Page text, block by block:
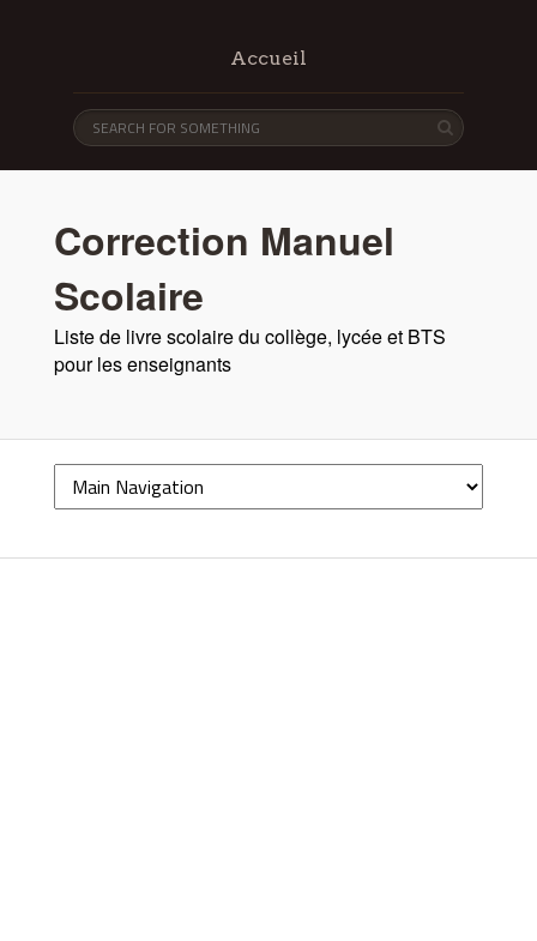
Accueil
Correction Manuel
Scolaire
Liste de livre scolaire du collège, lycée et BTS
pour les enseignants